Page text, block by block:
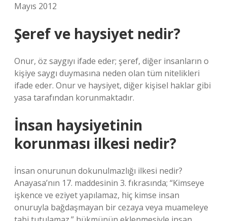
Mayıs 2012
Şeref ve haysiyet nedir?
Onur, öz saygıyı ifade eder; şeref, diğer insanların o
kişiye saygı duymasına neden olan tüm nitelikleri
ifade eder. Onur ve haysiyet, diğer kişisel haklar gibi
yasa tarafından korunmaktadır.
İnsan haysiyetinin
korunması ilkesi nedir?
İnsan onurunun dokunulmazlığı ilkesi nedir?
Anayasa’nın 17. maddesinin 3. fıkrasında; “Kimseye
işkence ve eziyet yapılamaz, hiç kimse insan
onuruyla bağdaşmayan bir cezaya veya muameleye